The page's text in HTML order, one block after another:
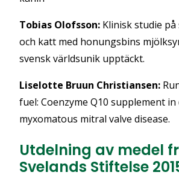
Tobias Olofsson: Klinisk studie
och katt med honungsbins
svensk världsunik upptäckt.
Liselotte Bruun Christiansen:
fuel: Coenzyme Q10 supplement
myxomatous mitral valve disease.
Utdelning av medel
Svelands Stiftelse